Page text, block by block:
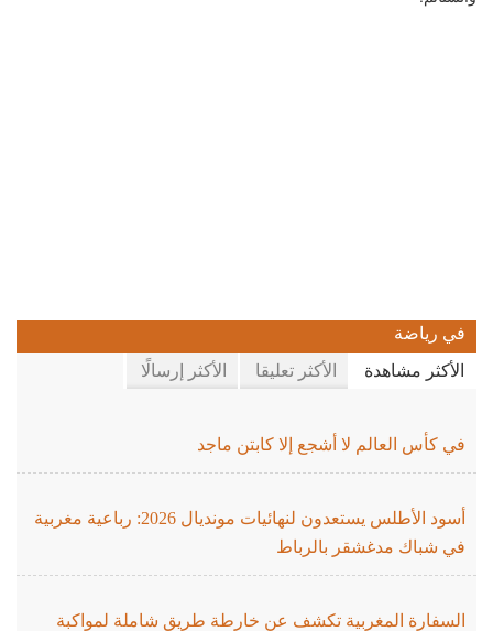
في رياضة
الأكثر مشاهدة الأكثر تعليقا الأكثر إرسالًا
في كأس العالم لا أشجع إلا كابتن ماجد
أسود الأطلس يستعدون لنهائيات مونديال 2026: رباعية مغربية
في شباك مدغشقر بالرباط
السفارة المغربية تكشف عن خارطة طريق شاملة لمواكبة